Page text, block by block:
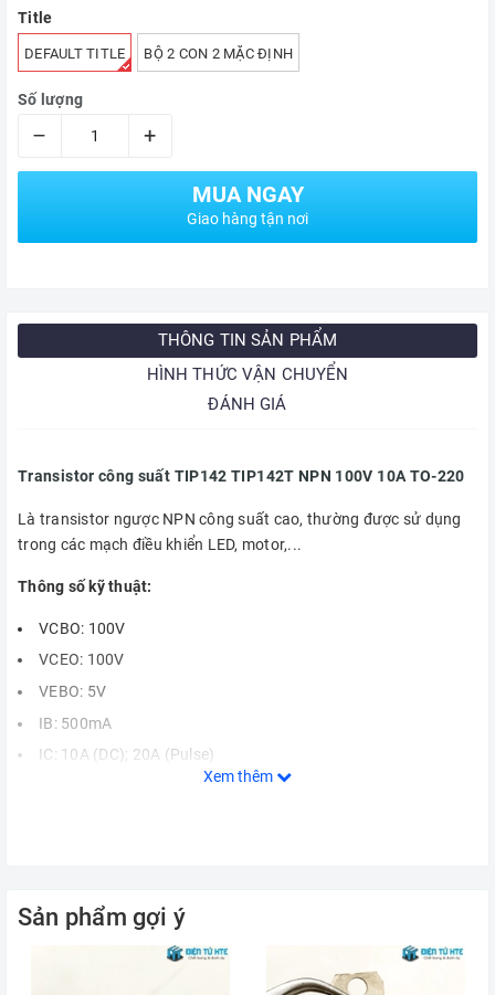
Title
DEFAULT TITLE BỘ 2 CON 2 MẶC ĐỊNH
Số lượng
– +
MUA NGAY
Giao hàng tận nơi
THÔNG TIN SẢN PHẨM
HÌNH THỨC VẬN CHUYỂN
ĐÁNH GIÁ
Transistor công suất TIP142 TIP142T NPN 100V 10A TO-220
Là transistor ngược NPN công suất cao, thường được sử dụng
trong các mạch điều khiển LED, motor,...
Thông số kỹ thuật:
VCBO: 100V
VCEO: 100V
VEBO: 5V
IB: 500mA
IC: 10A (DC); 20A (Pulse)
Xem thêm
Sản phẩm gợi ý